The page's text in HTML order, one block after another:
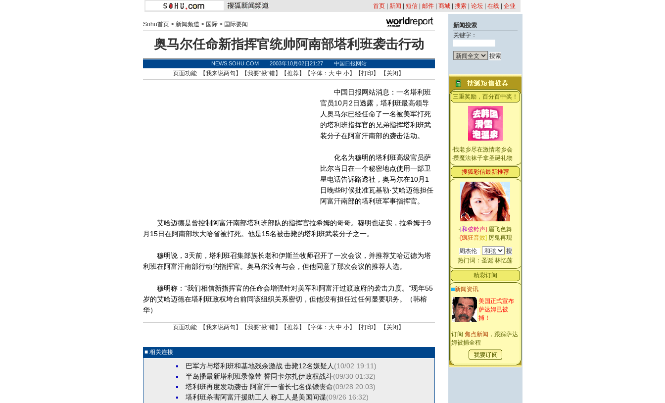
首页 新闻 短信 邮件 商城 搜索 论坛 在线 企业
Sohu首页> 新闻频道 > 国际> 国际要闻
奥马尔任命新指挥官统帅阿南部塔利班袭击行动
NEWS.SOHU.COM 2003年10月02日21:27 中国日报网站
页面功能 【我来说两句 】【我要“揪”错】【推荐】【字体： 大 中 小】【打印 】 【 关闭 】
中国日报网站消息：一名塔利班
官员10月2日透露，塔利班最高领导
人奥马尔已经任命了一名被美军打死
的塔利班指挥官的兄弟指挥塔利班武
装分子在阿富汗南部的袭击活动。
化名为穆明的塔利班高级官员萨
比尔当日在一个秘密地点使用一部卫
星电话告诉路透社，奥马尔在10月1
日晚些时候批准瓦基勒·艾哈迈德担任
阿富汗南部的塔利班军事指挥官。
艾哈迈德是曾控制阿富汗南部塔利班部队的指挥官拉希姆的哥哥。穆明也证实，拉希姆于9
月15日在阿南部坎大哈省被打死。他是15名被击毙的塔利班武装分子之一。
穆明说，3天前，塔利班召集部族长老和伊斯兰牧师召开了一次会议，并推荐艾哈迈德为塔
利班在阿富汗南部行动的指挥官。奥马尔没有与会，但他同意了那次会议的推荐人选。
穆明称：“我们相信新指挥官的任命会增强针对美军和阿富汗过渡政府的袭击力度。”现年55
岁的艾哈迈德在塔利班政权垮台前同该组织关系密切，但他没有担任过任何显要职务。（韩榕
华）
页面功能 【我来说两句 】【我要“揪”错】【推荐】【字体： 大 中 小】【打印 】 【 关闭 】
■ 相关连接
巴军方与塔利班和基地残余激战 击毙12名嫌疑人 (10/02 19:11)
半岛播最新塔利班录像带 誓同卡尔扎伊政权战斗(09/30 01:32)
塔利班再度发动袭击 阿富汗一省长七名保镖丧命(09/28 20:03)
塔利班杀害阿富汗援助工人 称工人是美国间谍(09/26 16:32)
新闻搜索
关键字：
三重奖励，百分百中奖！
·找老乡尽在激情老乡会
·攒魔法袜子拿圣诞礼物
搜狐彩信最新推荐
·[和弦铃声] 眉飞色舞
·[疯狂音效] 厉鬼再现
热门词： 圣诞 林忆莲
精彩订阅
新闻资讯
美国正式宣布
萨达姆已被
捕！
订阅 焦点新闻 ，跟踪萨达
姆被捕全程